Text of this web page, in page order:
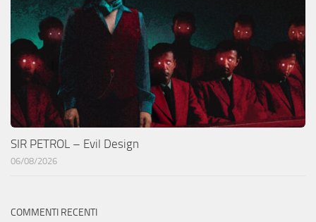
SIR PETROL – Evil Design
06/08/2026
COMMENTI RECENTI